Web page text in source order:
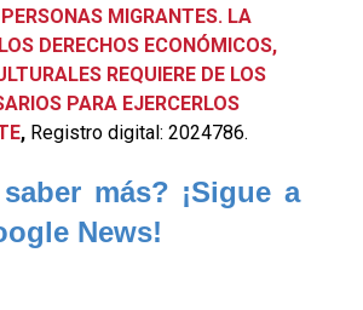
MIGRANTES. LA
DERECHOS ECONÓMICOS,
REQUIERE DE LOS
PARA EJERCERLOS
, Registro digital: 2024786.
más? ¡Sigue a
News!